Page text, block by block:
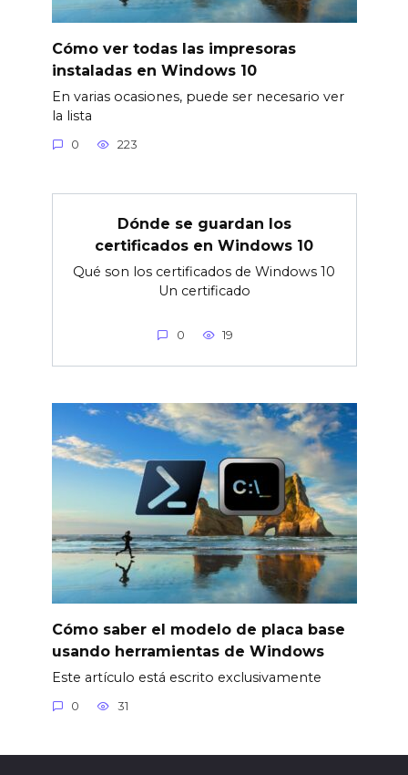
Cómo ver todas las impresoras
instaladas en Windows 10
En varias ocasiones, puede ser necesario ver
la lista
0 223
Dónde se guardan los
certificados en Windows 10
Qué son los certificados de Windows 10
Un certificado
0 19
Cómo saber el modelo de placa base
usando herramientas de Windows
Este artículo está escrito exclusivamente
0 31